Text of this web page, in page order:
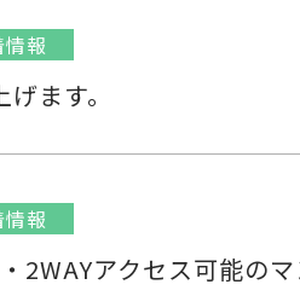
報
ます。
報
2WAYアクセス可能のマ